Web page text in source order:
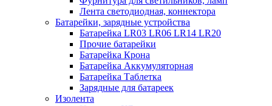
Лента светодиодная, коннектора
Батарейки, зарядные устройства
Батарейка LR03 LR06 LR14 LR20
Прочие батарейки
Батарейка Крона
Батарейка Аккумуляторная
Батарейка Таблетка
Зарядные для батареек
Изолента